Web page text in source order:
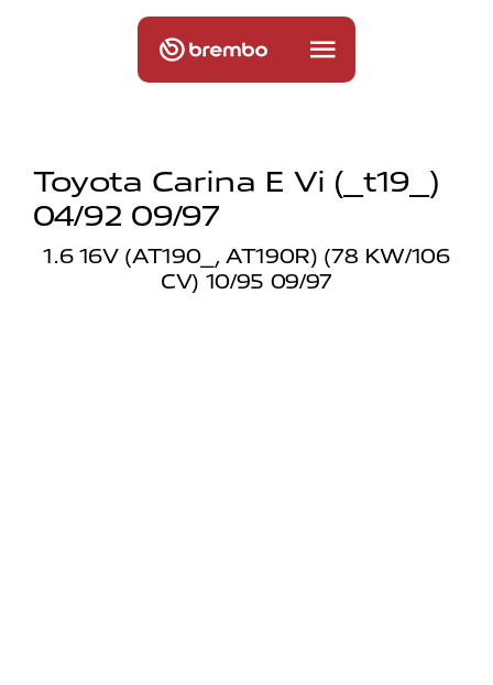
Toyota Carina E Vi (_t19_)
04/92 09/97
1.6 16V (AT190_, AT190R) (78 KW/106
CV) 10/95 09/97